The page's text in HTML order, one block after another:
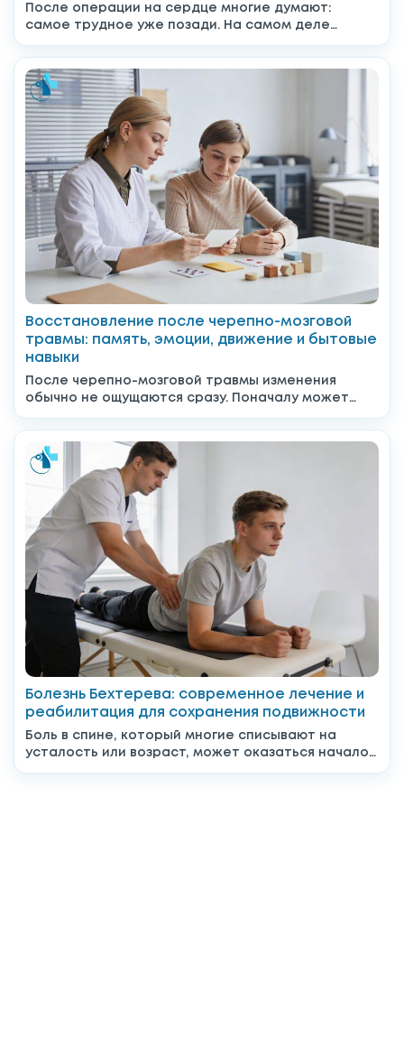
После операции на сердце многие думают:
самое трудное уже позади. На самом деле
Восстановление после черепно-мозговой
травмы: память, эмоции, движение и бытовые
навыки
После черепно-мозговой травмы изменения
обычно не ощущаются сразу. Поначалу может
Болезнь Бехтерева: современное лечение и
реабилитация для сохранения подвижности
Боль в спине, который многие списывают на
усталость или возраст, может оказаться началом
серьёзного системного заболевания....